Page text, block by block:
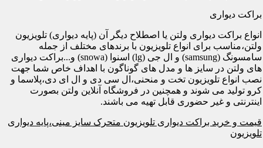
براکت دیواری
انواع براکت دیواری ولتن یا اصطلاح دیگر آن (پایه دیواری) تلویزیون
ولتن،مناسب برای انواع تلویزیون با برندهای مختلف از جمله
سامسونگ (samsung) و ال جی (lg) اسنوا (snowa) و...براکت دیواری
های ولتن در سایز ها و مدل های گوناگون با اهداف خاص شما جهت
نصب انواع تلویزیون تخت و منحنی،ال سی دی و ال ای دی،پلاسما و
کرو تولید می شوند و همچنین در فروشگاه آنلاین ولتن بصورت
اینترنتی و غیر حضوری قابل تهیه می باشند.
قیمت و خرید براکت دیواری تلویزیون متحرک سایز مینی،پایه دیواری
تلویزیون